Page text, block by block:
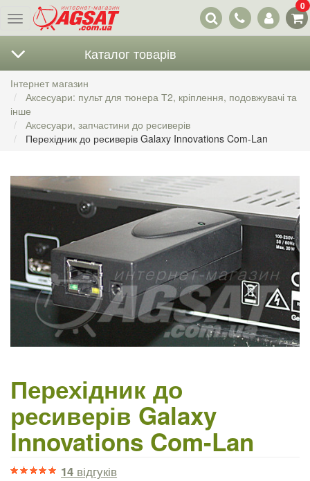
Меню
Наші
контакти
0
Каталог товарів
Інтернет магазин
Аксесуари: пульт для тюнера Т2, кріплення, подовжувачі та
інше
Аксесуари, запчастини до ресиверів
Перехідник до ресиверів Galaxy Innovations Com-Lan
Перехідник до
ресиверів Galaxy
Innovations Com-Lan
14 відгуків